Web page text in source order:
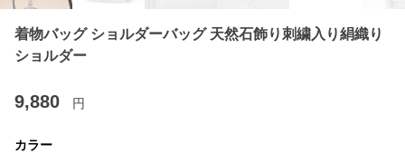
着物バッグ ショルダーバッグ 天然石飾り刺繍入り絹織り
ショルダー
9,880 円
カラー